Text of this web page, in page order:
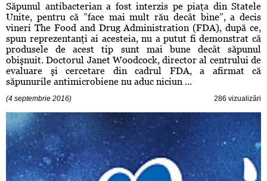
Săpunul antibacterian a fost interzis pe piaţa din Statele
Unite, pentru că ”face mai mult rău decât bine”, a decis
vineri The Food and Drug Administration (FDA), după ce,
spun reprezentanţi ai acesteia, nu a putut fi demonstrat că
produsele de acest tip sunt mai bune decât săpunul
obişnuit. Doctorul Janet Woodcock, director al centrului de
evaluare şi cercetare din cadrul FDA, a afirmat că
săpunurile antimicrobiene nu aduc niciun ...
(4 septembrie 2016) 286 vizualizări